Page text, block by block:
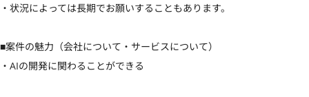
・状況によっては長期でお願いすることもあります。
■案件の魅力（会社について・サービスについて）
・AIの開発に関わることができる